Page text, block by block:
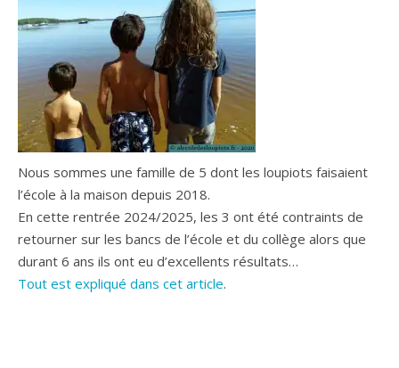
Nous sommes une famille de 5 dont les loupiots faisaient
l’école à la maison depuis 2018.
En cette rentrée 2024/2025, les 3 ont été contraints de
retourner sur les bancs de l’école et du collège alors que
durant 6 ans ils ont eu d’excellents résultats…
Tout est expliqué dans cet article.